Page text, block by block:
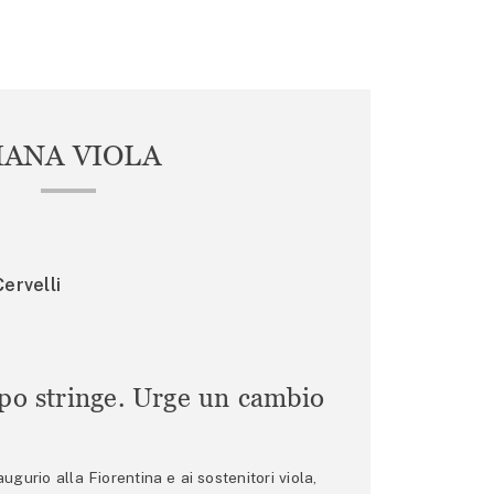
VIOLA
stringe. Urge un cambio
alla Fiorentina e ai sostenitori viola,